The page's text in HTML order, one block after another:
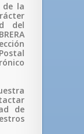
de la
del
de